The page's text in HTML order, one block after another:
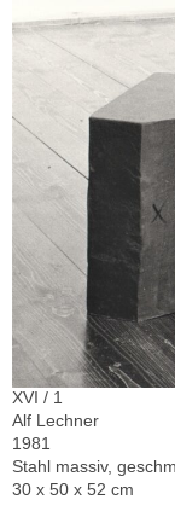
XVI / 1
Alf Lechner
1981
Stahl massiv,
30 x 50 x 52 cm